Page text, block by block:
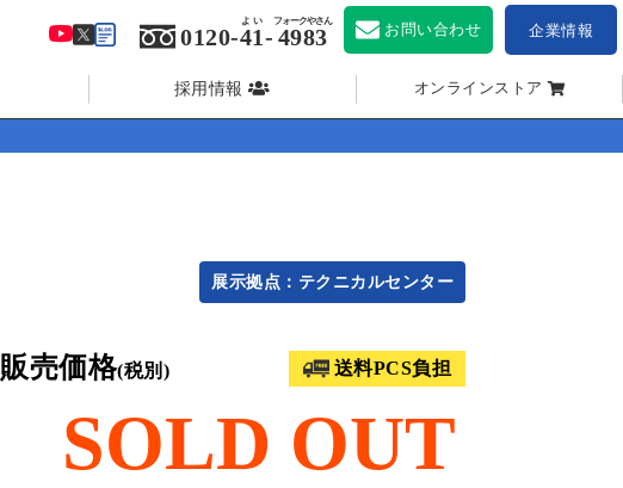
採用情報 オンラインストア
0120-41
よい
- 4983
フォークやさん お問い合わせ 企業情報
展示拠点：テクニカルセンター
販売価格(税別) 送料PCS負担
SOLD OUT